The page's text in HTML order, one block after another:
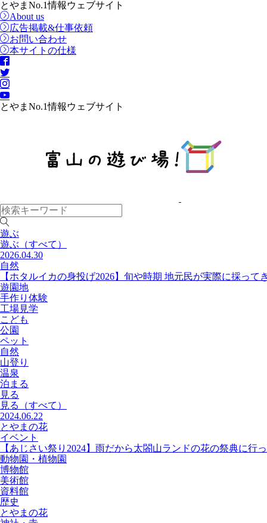
とやまNo.1情報ウェブサイト
About us
広告掲載&仕事依頼
お問い合わせ
本サイトの仕様
とやまNo.1情報ウェブサイト
遊ぶ
遊ぶ （すべて）
2026.04.30
自然
【ホタルイカの身投げ2026】旬や時期 地元民が実際に採って
遊園地
手作り体験
工場見学
こども
公園
ペット
自然
山登り
温泉
泊まる
見る
見る
（すべて）
2024.06.22
とやまの花
イベント
【あじさい祭り2024】雨だから太閤山ランドの花の祭典に行
動物園・植物園
博物館
美術館
資料館
歴史
とやまの花